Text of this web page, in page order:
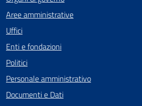
Aree amministrative
Uffici
Enti e fondazioni
Politici
Personale amministrativo
Documenti e Dati